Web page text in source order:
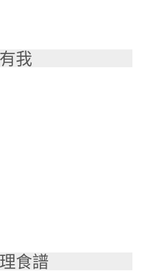
我
食譜